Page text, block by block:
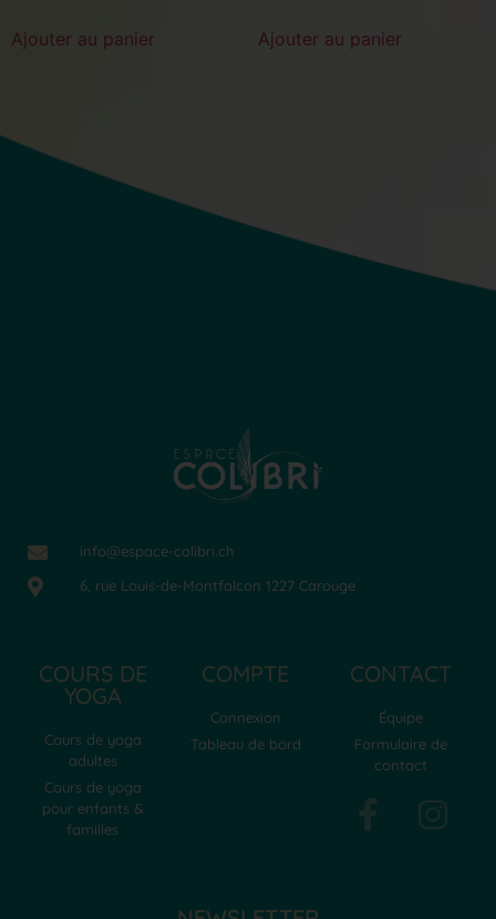
Ajouter au panier Ajouter au panier
info@espace-colibri.ch
6, rue Louis-de-Montfalcon 1227 Carouge
COURS DE
YOGA
Cours de yoga
adultes
Cours de yoga
pour enfants &
familles
COMPTE
Connexion
Tableau de bord
CONTACT
Équipe
Formulaire de
contact